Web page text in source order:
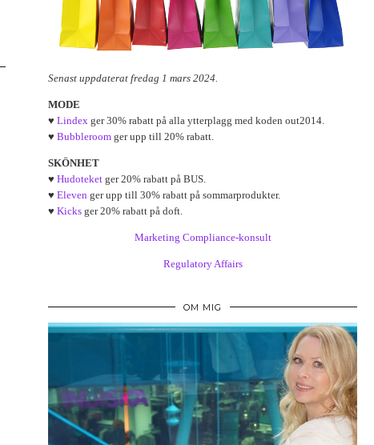
Senast uppdaterat fredag 1 mars 2024.
MODE
♥ Lindex ger 30% rabatt på alla ytterplagg med koden out2014.
♥ Bubbleroom ger upp till 20% rabatt.
SKÖNHET
♥ Hudoteket ger 20% rabatt på BUS.
♥ Eleven ger upp till 30% rabatt på sommarprodukter.
♥ Kicks ger 20% rabatt på doft.
Marketing Compliance-konsult
Regulatory Affairs
OM MIG